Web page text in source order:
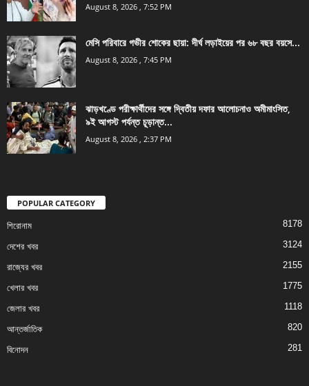
August 8, 2026 , 7:52 PM
মেসি পরিবারে গভীর শোকের ছায়া: দীর্ঘ লড়াইয়ের পর ৬৮ বছর বয়সে...
August 8, 2026 , 7:45 PM
ঝাড়খণ্ডে পরীক্ষার্থীদের সঙ্গে দ্বিতীয় দফার আলোচনাও অমীমাংসিত,
৯ই আগস্ট পর্যন্ত চূড়ান্ত...
August 8, 2026 , 2:37 PM
POPULAR CATEGORY
শিরোনাম 8178
দেশের খবর 3124
রাজ্যের খবর 2155
খেলার খবর 1775
জেলার খবর 1118
আন্তর্জাতিক 820
বিনোদন 281